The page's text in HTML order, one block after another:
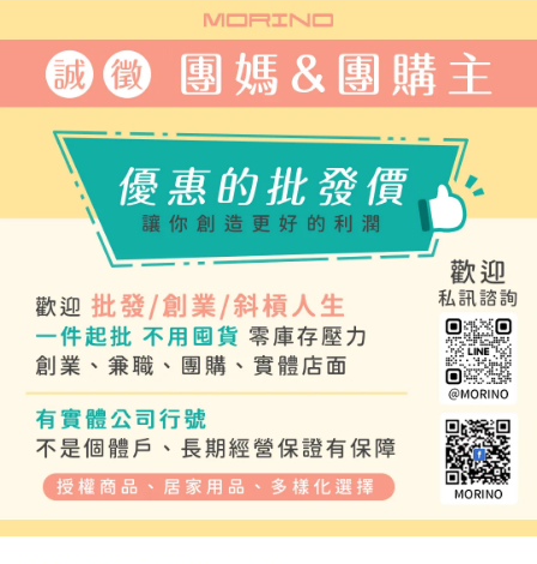
大量企業訂單可安排物流配送，全台皆可
寄送。
雙方有共同責任再製作前確保圖案、尺
寸、數量正確。
若確認是我們工廠的疏失，可以免費退
換。